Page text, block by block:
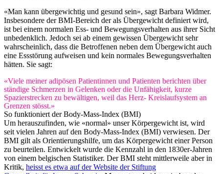
«Man kann übergewichtig und gesund sein», sagt Barbara Widmer.
Insbesondere der BMI-Bereich der als Übergewicht definiert wird,
ist bei einem normalen Ess- und Bewegungsverhalten aus ihrer Sicht
unbedenklich. Jedoch sei ab einem gewissen Übergewicht sehr
wahrscheinlich, dass die Betroffenen neben dem Übergewicht auch
eine Essstörung aufweisen und kein normales Bewegungsverhalten
hätten. Sie sagt:
«Viele meiner adipösen Patientinnen und Patienten berichten über
ständige Schmerzen in Gelenken oder die Unfähigkeit, kurze
Spazierstrecken zu bewältigen, weil das Herz- Kreislaufsystem an
Grenzen stösst.»
So funktioniert der Body-Mass-Index (BMI)
Um herauszufinden, wie «normal» unser Körpergewicht ist, wird
seit vielen Jahren auf den Body-Mass-Index (BMI) verwiesen. Der
BMI gilt als Orientierungshilfe, um das Körpergewicht einer Person
zu beurteilen. Entwickelt wurde die Kennzahl in den 1830er-Jahren
von einem belgischen Statistiker. Der BMI steht mittlerweile aber in
Kritik, heisst es etwa auf der Website der Stiftung